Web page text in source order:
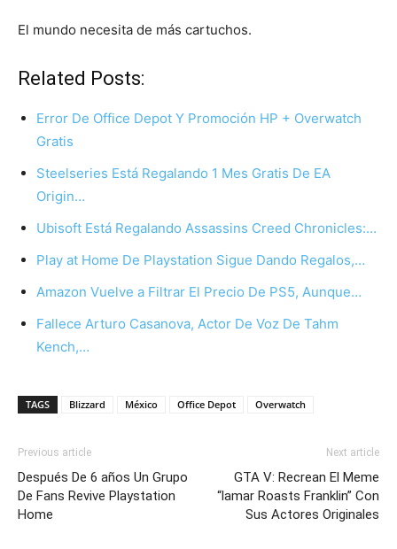
El mundo necesita de más cartuchos.
Related Posts:
Error De Office Depot Y Promoción HP + Overwatch
Gratis
Steelseries Está Regalando 1 Mes Gratis De EA
Origin…
Ubisoft Está Regalando Assassins Creed Chronicles:…
Play at Home De Playstation Sigue Dando Regalos,…
Amazon Vuelve a Filtrar El Precio De PS5, Aunque…
Fallece Arturo Casanova, Actor De Voz De Tahm
Kench,…
TAGS Blizzard México Office Depot Overwatch
Previous article
Después De 6 años Un Grupo
De Fans Revive Playstation
Home
Next article
GTA V: Recrean El Meme
“lamar Roasts Franklin” Con
Sus Actores Originales